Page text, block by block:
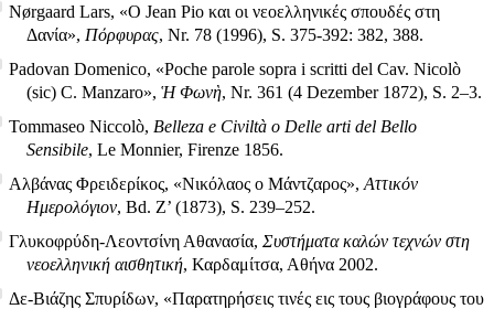
Nørgaard Lars, «O Jean Pio και οι νεοελληνικές σπουδές στη
Δανία», Πόρφυρας, Nr. 78 (1996), S. 375-392: 382, 388.
Padovan Domenico, «Poche parole sopra i scritti del Cav. Nicolò
(sic) C. Manzaro», Ἡ Φωνὴ, Nr. 361 (4 Dezember 1872), S. 2–3.
Tommaseo Niccolò, Belleza e Civiltà o Delle arti del Bello
Sensibile, Le Monnier, Firenze 1856.
Αλβάνας Φρειδερίκος, «Νικόλαος ο Μάντζαρος», Αττικόν
Ημερολόγιον, Bd. Ζ’ (1873), S. 239–252.
Γλυκοφρύδη-Λεοντσίνη Αθανασία, Συστήματα καλών τεχνών στη
νεοελληνική αισθητική, Καρδαμίτσα, Αθήνα 2002.
Δε-Βιάζης Σπυρίδων, «Παρατηρήσεις τινές εις τους βιογράφους του